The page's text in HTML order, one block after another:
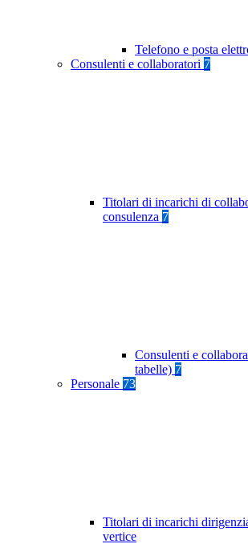
Telefono e posta
Consulenti e collaboratori 7
Titolari di incarichi di
consulenza 7
Consulenti e
tabelle) 7
Personale 73
Titolari di incarichi
vertice